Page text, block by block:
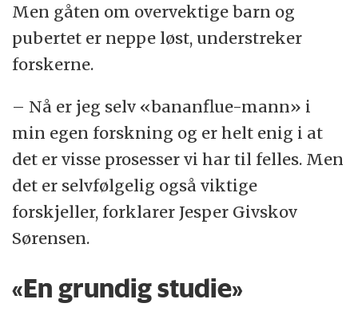
Men gåten om overvektige barn og
pubertet er neppe løst, understreker
forskerne.
– Nå er jeg selv «bananflue-mann» i
min egen forskning og er helt enig i at
det er visse prosesser vi har til felles. Men
det er selvfølgelig også viktige
forskjeller, forklarer Jesper Givskov
Sørensen.
«En grundig studie»